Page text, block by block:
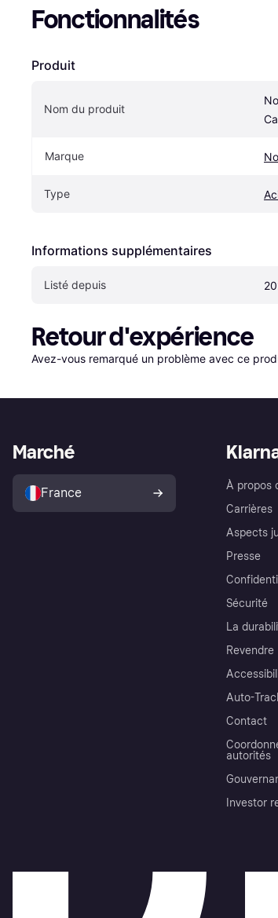
Fonctionnalités
Produit
Nom du produit
Marque
Type
Informations supplémentaires
Listé depuis
Retour d'expérience
Avez-vous remarqué un problème avec ce
À propos
Carrières
Aspects
Presse
Sécurité
La
Revendre
Auto-
Contact
autorités
Investor
Marché
France